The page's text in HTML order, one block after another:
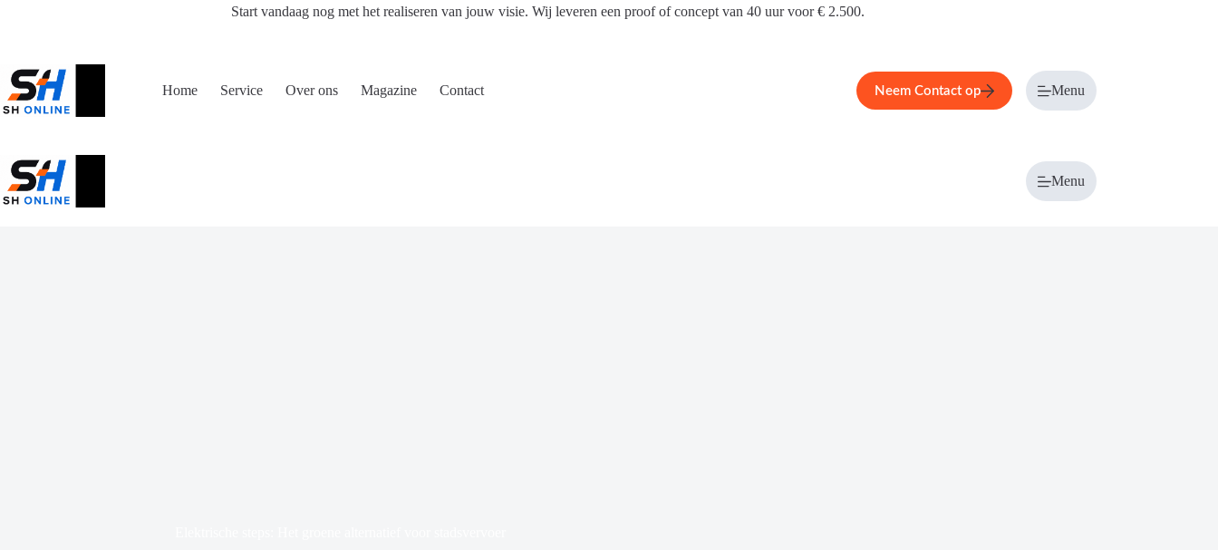
Start vandaag nog met het realiseren van jouw visie. Wij leveren een proof of concept van 40 uur voor € 2.500.
Home Service Over ons Magazine Contact Neem Contact op Menu
Menu